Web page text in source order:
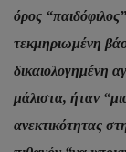
όρος
τεκμηριωμένη
δικαιολογημένη
μάλιστα, ήταν
ανεκτικότητας